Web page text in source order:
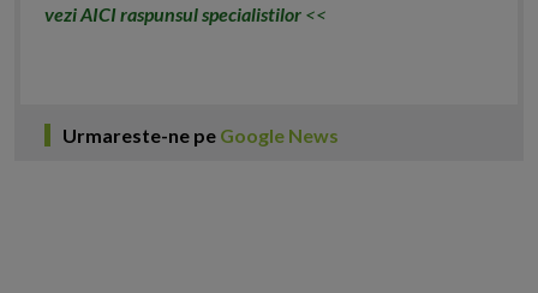
vezi AICI raspunsul specialistilor <<
Urmareste-ne pe Google News